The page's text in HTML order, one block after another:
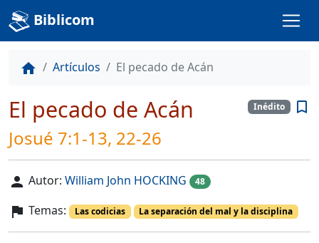
Biblicom
home Artículos El pecado de Acán
Inédito bookmark_border
El pecado de Acán
Josué 7:1-13, 22-26
person Autor: William John HOCKING 48
flag Temas: Las codicias La separación del mal y la disciplina